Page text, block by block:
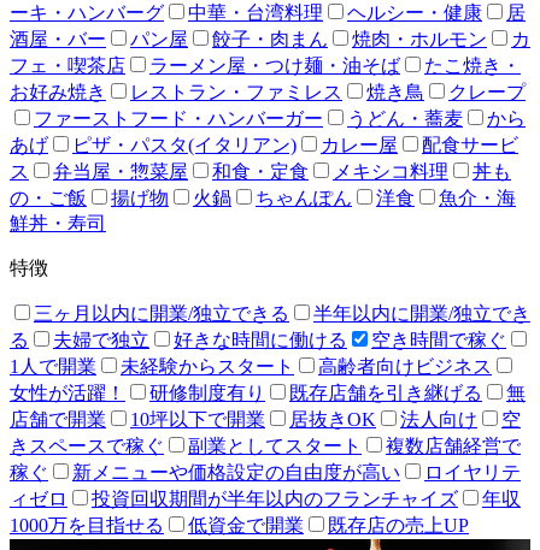
ーキ・ハンバーグ
中華・台湾料理 ヘルシー・健康
居
酒屋・バー
パン屋 餃子・肉まん 焼肉・ホルモン
カ
フェ・喫茶店
ラーメン屋・つけ麺・油そば
たこ焼き・
お好み焼き
レストラン・ファミレス 焼き鳥
クレープ
ファーストフード・ハンバーガー
うどん・蕎麦
から
あげ
ピザ・パスタ(イタリアン) カレー屋
配食サービ
ス
弁当屋・惣菜屋 和食・定食 メキシコ料理
丼も
の・ご飯
揚げ物 火鍋 ちゃんぽん 洋食
魚介・海
鮮丼・寿司
特徴
三ヶ月以内に開業/独立できる
半年以内に開業/独立でき
る
夫婦で独立 好きな時間に働ける
空き時間で稼ぐ
1人で開業
未経験からスタート
高齢者向けビジネス
女性が活躍！
研修制度有り 既存店舗を引き継げる
無
店舗で開業
10坪以下で開業 居抜きOK 法人向け
空
きスペースで稼ぐ
副業としてスタート
複数店舗経営で
稼ぐ
新メニューや価格設定の自由度が高い
ロイヤリテ
ィゼロ
投資回収期間が半年以内のフランチャイズ
年収
1000万を目指せる
低資金で開業 既存店の売上UP